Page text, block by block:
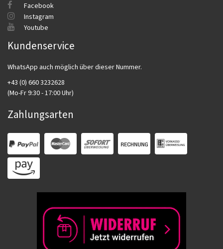
Facebook
Instagram
Youtube
Kundenservice
WhatsApp auch möglich über dieser Nummer.
+43 (0) 660 3232628
(Mo-Fr 9:30 - 17:00 Uhr)
Zahlungsarten